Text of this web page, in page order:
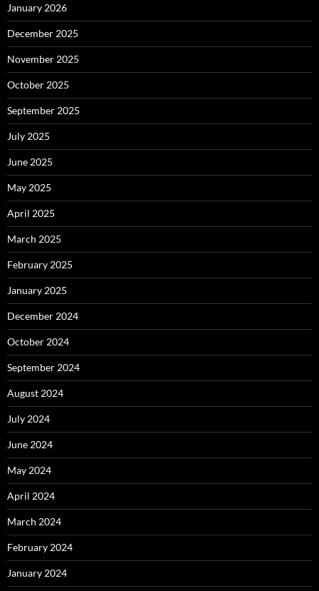
January 2026
December 2025
November 2025
October 2025
September 2025
July 2025
June 2025
May 2025
April 2025
March 2025
February 2025
January 2025
December 2024
October 2024
September 2024
August 2024
July 2024
June 2024
May 2024
April 2024
March 2024
February 2024
January 2024